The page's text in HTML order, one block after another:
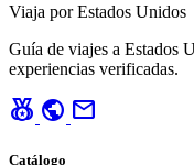
Viaja por Estados Unidos
Guía de viajes a Estados
experiencias verificadas.
social_leaderboard public mail
Catálogo